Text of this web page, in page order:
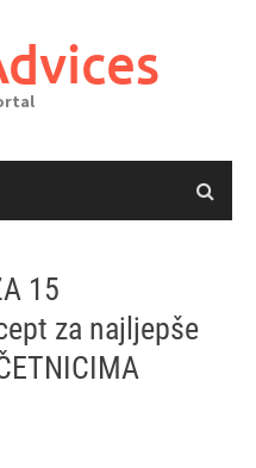
15
za najljepše